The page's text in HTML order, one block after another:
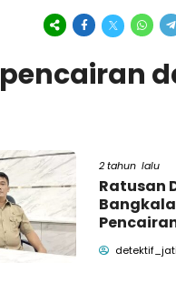
2 tahun lalu
Ratusan